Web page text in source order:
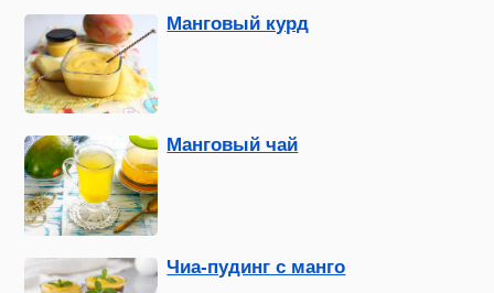
Манговый курд
Манговый чай
Чиа-пудинг с манго